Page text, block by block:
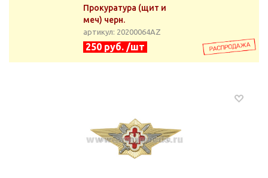
Прокуратура (щит и
меч) черн.
артикул: 20200064АZ
250 руб. /шт